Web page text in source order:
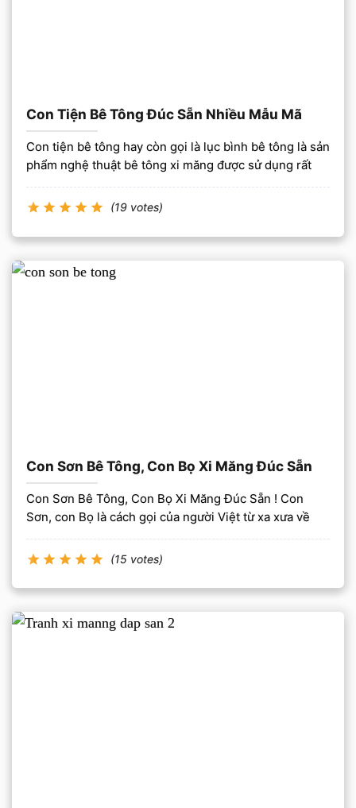
Con Tiện Bê Tông Đúc Sẵn Nhiều Mẫu Mã
Con tiện bê tông hay còn gọi là lục bình bê tông là sản
phẩm nghệ thuật bê tông xi măng được sử dụng rất
(19 votes)
Con Sơn Bê Tông, Con Bọ Xi Măng Đúc Sẵn
Con Sơn Bê Tông, Con Bọ Xi Măng Đúc Sẵn ! Con
Sơn, con Bọ là cách gọi của người Việt từ xa xưa về
(15 votes)